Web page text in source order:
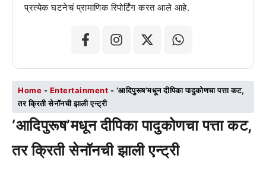
प्रत्येक घटनेचं प्रामाणिक रिपोर्टिंग करत आले आहे.
Home - Entertainment - ‘आदिपुरूष’मधून दीपिका पादुकोणचा पत्ता कट,
तर क्रिती सेनॉनची झाली एन्ट्री
‘आदिपुरूष’मधून दीपिका पादुकोणचा पत्ता कट,
तर क्रिती सेनॉनची झाली एन्ट्री